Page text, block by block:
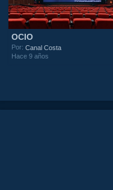
OCIO
Por:Canal Costa
Hace 9 años